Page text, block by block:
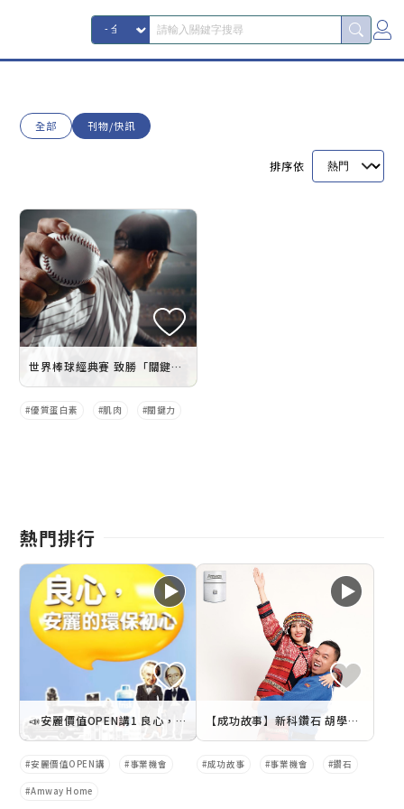
全部 刊物/快訊
排序依
世界棒球經典賽 致勝「關鍵」大揭密！
優質蛋白素 肌肉 關鍵力
熱門排行
📣安麗價值OPEN講1 良心，安麗的環保初心
安麗價值OPEN講 事業機會
Amway Home
【成功故事】新科鑽石 胡學芳.葉潤生
成功故事 事業機會 鑽石